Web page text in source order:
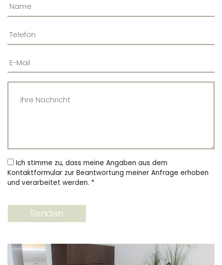
Ich stimme zu, dass meine Angaben aus dem
Kontaktformular zur Beantwortung meiner Anfrage erhoben
und verarbeitet werden. *
Senden